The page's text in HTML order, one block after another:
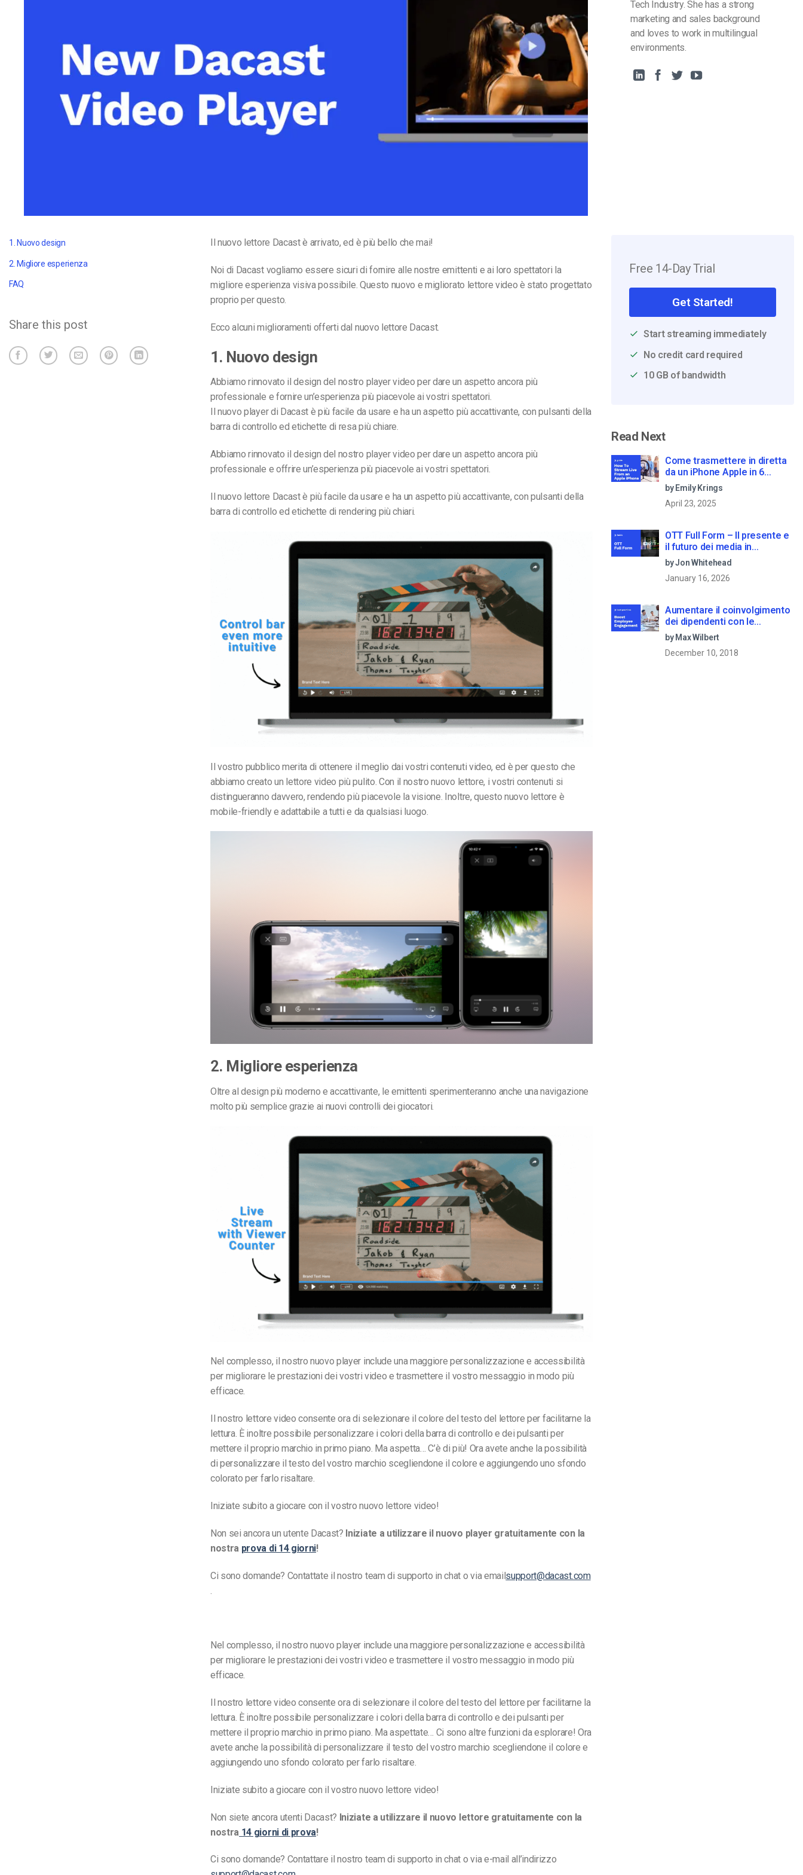
Tech Industry. She has a strong
marketing and sales background
and loves to work in multilingual
environments.
1. Nuovo design
2. Migliore esperienza
FAQ
Share this post
Il nuovo lettore Dacast è arrivato, ed è più bello che mai!
Noi di Dacast vogliamo essere sicuri di fornire alle nostre emittenti e ai loro spettatori la
migliore esperienza visivapossibile. Questo nuovo e migliorato lettore video è stato progettato
proprio per questo.
Ecco alcuni miglioramenti offerti dal nuovo lettore Dacast.
1. Nuovo design
Abbiamo rinnovato il design del nostro player video per dare un aspetto ancora più
professionale e fornire un’esperienza più piacevole ai vostri spettatori.
Il nuovo player di Dacast è più facile da usare e ha un aspetto più accattivante, con pulsanti della
barra di controllo ed etichette di resa più chiare.
Abbiamo rinnovato il design del nostro player video per dare un aspetto ancora più
professionale e offrire un’esperienza più piacevole ai vostri spettatori.
Il nuovo lettore Dacast è più facile da usare e ha un aspetto più accattivante, con pulsanti della
barra di controllo ed etichette di rendering più chiari.
Il vostro pubblico merita di ottenere il meglio dai vostri contenuti video, ed è per questo che
abbiamo creato un lettore video più pulito. Con il nostro nuovo lettore, i vostri contenuti si
distingueranno davvero, rendendo più piacevole la visione. Inoltre, questo nuovo lettore è
mobile-friendly e adattabile a tutti e da qualsiasi luogo.
2. Migliore esperienza
Oltre al design più moderno e accattivante, le emittenti sperimenteranno anche una navigazione
molto più semplice grazie ai nuovi controlli dei giocatori.
Nel complesso, il nostro nuovo player include una maggiore personalizzazione e accessibilità
per migliorare le prestazioni dei vostri video e trasmettere il vostro messaggio in modo più
efficace.
Il nostro lettore video consente ora di selezionare il colore del testo del lettore per facilitarne la
lettura. È inoltre possibile personalizzare i colori della barra di controllo e dei pulsanti per
mettere il proprio marchio in primo piano. Ma aspetta… C’è di più! Ora avete anche la possibilità
di personalizzare il testo del vostro marchio scegliendone il colore e aggiungendo uno sfondo
colorato per farlo risaltare.
Iniziate subito a giocare con il vostro nuovo lettore video!
Non sei ancora un utente Dacast? Iniziate a utilizzare il nuovo player gratuitamente con la
nostra prova di 14 giorni!
Ci sono domande? Contattate il nostro team di supporto in chat o via emailsupport@dacast.com
Nel complesso, il nostro nuovo player include una maggiore personalizzazione e accessibilità
per migliorare le prestazioni dei vostri video e trasmettere il vostro messaggio in modo più
efficace.
Il nostro lettore video consente ora di selezionare il colore del testo del lettore per facilitarne la
lettura. È inoltre possibile personalizzare i colori della barra di controllo e dei pulsanti per
mettere il proprio marchio in primo piano. Ma aspettate… Ci sono altrefunzioni da esplorare! Ora
avete anche la possibilità di personalizzare il testo del vostro marchio scegliendone il colore e
aggiungendo uno sfondo colorato per farlo risaltare.
Iniziate subito a giocare con il vostro nuovo lettore video!
Non siete ancora utenti Dacast? Iniziate a utilizzare il nuovo lettore gratuitamente con la
nostra 14 giorni di prova!
Ci sono domande? Contattare il nostro team di supporto in chat o via e-mail all’indirizzo
Free 14-Day Trial
Get Started!
Start streaming immediately
No credit card required
10 GB of bandwidth
Read Next
Come trasmettere in diretta
da un iPhone Apple in 6
semplici passi
by Emily Krings
April 23, 2025
OTT Full Form – Il presente e
il futuro dei media in
streaming
by Jon Whitehead
January 16, 2026
Aumentare il coinvolgimento
dei dipendenti con le
comunicazioni aziendali in
live streaming
by Max Wilbert
December 10, 2018